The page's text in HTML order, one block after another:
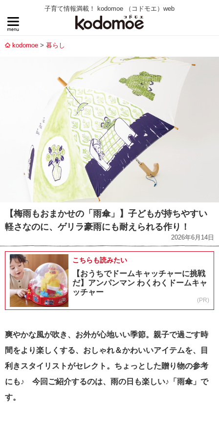
子育て情報満載！ kodomoe （コドモエ）web
kodomoe 暮らし
【梅雨もおまかせの「雨傘」】子どもが持ちやすい
軽さなのに、ゲリラ豪雨にも耐えられる作り！
2026年6月14日
こちらも読みたい
【おうちでドームキャッチャーに挑戦
だ】アンパンマン わくわくドームキャ
ッチャー
(PR)
爽やかな風が吹き、お外が心地いい季節。親子で過ごす時
間をより楽しくする、おしゃれ＆かわいいアイテムを、目
利きスタイリストがセレクト。ちょっとした贈り物の参考
にも♪ 今回ご紹介するのは、雨の日も楽しい♪「雨傘」で
す。